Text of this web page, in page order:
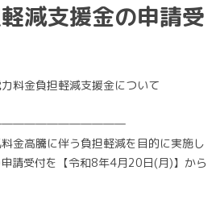
減支援金の申請受
料金負担軽減支援金について
金高騰に伴う負担軽減を目的に実施し
請受付を【令和8年4月20日(月)】から